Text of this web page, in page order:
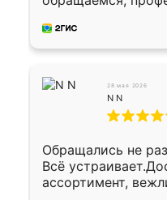
из
28 мая 2026
N N
Обращались не
Всё
ассортимент,